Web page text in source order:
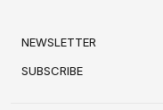
NEWSLETTER
SUBSCRIBE